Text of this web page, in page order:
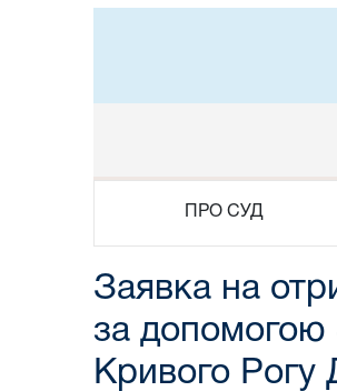
ПРО СУД
Заявка на
за допомогою
Кривого Рогу